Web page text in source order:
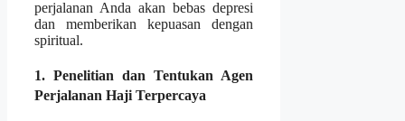
perjalanan Anda akan bebas depresi
dan memberikan kepuasan dengan
spiritual.
1. Penelitian dan Tentukan Agen
Perjalanan Haji Terpercaya